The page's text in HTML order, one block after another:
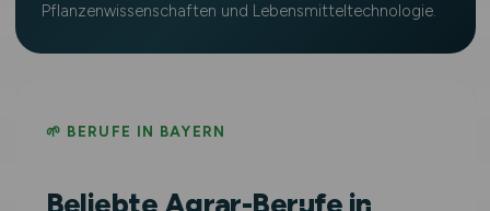
Pflanzenwissenschaften und Lebensmitteltechnologie.
🌱 BERUFE IN BAYERN